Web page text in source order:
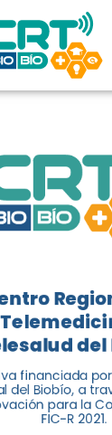
norma
del
ISO
por el
de
del
Universidad
del
financiada
del Biobío, a
para la
FIC-R 2021.